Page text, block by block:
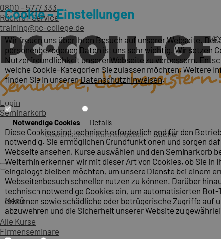
0800 - 5777 333
Rückruf-Service
training@pc-college.de
Login
Seminarkorb
Suche
Menü
Alle Kurse
Firmenseminare
Cookie – Einstellungen
Wir freuen uns über Ihren Besuch auf unserer Webseite. Der
personenbezogenen Daten ist uns sehr wichtig. Wir setzen
Nutzerfreundlichkeit unserer Webseite zu verbessern.
welche Cookie-Kategorien Sie zulassen möchten. Weitere
finden Sie in unserenDatenschutzhinweisen.
Notwendige Cookies Details
Diese Cookies sind technisch erforderlich und für den
notwendig. Sie ermöglichen Grundfunktionen und sorgen
Webseite ansehen, Kurse auswählen und den Seminarkorb
Weiterhin erkennen wir mit dieser Art von Cookies, ob Sie in
eingeloggt bleiben möchten, um unsere Dienste bei einem
Webseitenbesuch schneller nutzen zu können. Darüber
technisch notwendige Cookies ein, um automatisierten Bot-
erkennen sowie schädliche oder betrügerische Zugriffe auf
abzuwehren und die Sicherheit unserer Website zu